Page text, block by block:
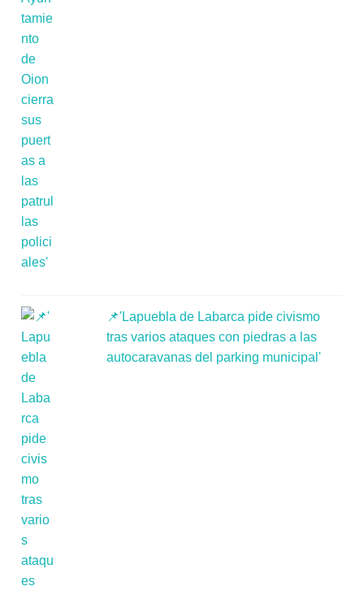
📌'Lapuebla de Labarca pide civismo
tras varios ataques con piedras a las
autocaravanas del parking municipal'